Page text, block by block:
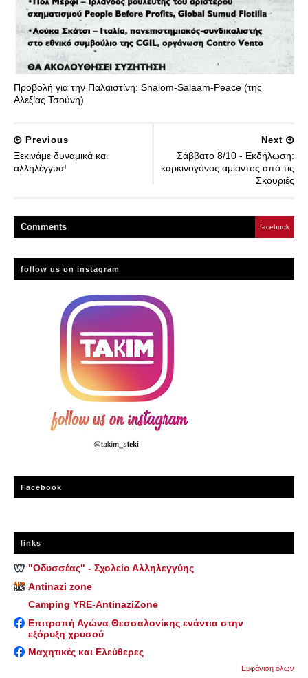
Προβολή για την Παλαιστίνη: Shalom-Salaam-Peace (της
Αλεξίας Τσούνη)
Next
Σάββατο 8/10 - Εκδήλωση:
καρκινογόνος αμίαντος από τις
Σκουριές
Previous
Ξεκινάμε δυναμικά και
αλληλέγγυα!
Comments facebook
follow us on instagram
Facebook
links
"Οδυσσέας" - Σχολείο Αλληλεγγύης
Antinazi zone
Camping YRE-AntinaziZone
Επιτροπή Αγώνα Θεσσαλονίκης ενάντια στην
εξόρυξη χρυσού
Μαχητικές και Ελεύθερες
Εμφάνιση όλων